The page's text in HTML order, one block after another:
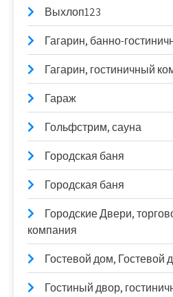
Выхлоп123
Гагарин, банно-
Гагарин, гостиничный
Гараж
Гольфстрим, сауна
Городская баня
Городская баня
Городские Двери,
компания
Гостевой дом, Гостевой
Гостиный двор,